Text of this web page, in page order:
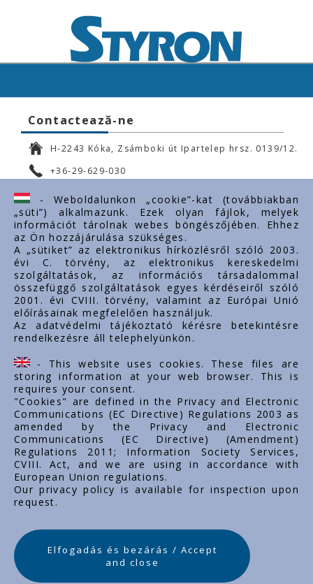
Contactează-ne
H-2243 Kóka, Zsámboki út Ipartelep hrsz. 0139/12.
+36-29-629-030
ertekesites@styron.hu
export@styron.hu
www.styron.hu
Linkuri importante
Despre noi
Documente
Contact
Carieră
- Weboldalunkon „cookie”-kat (továbbiakban
„süti”) alkalmazunk. Ezek olyan fájlok, melyek
információt tárolnak webes böngészőjében. Ehhez
az Ön hozzájárulása szükséges.
A „sütiket” az elektronikus hírközlésről szóló 2003.
évi C. törvény, az elektronikus kereskedelmi
szolgáltatások, az információs társadalommal
összefüggő szolgáltatások egyes kérdéseiről szóló
2001. évi CVIII. törvény, valamint az Európai Unió
előírásainak megfelelően használjuk.
Az adatvédelmi tájékoztató kérésre betekintésre
rendelkezésre áll telephelyünkön.
- This website uses cookies. These files are
storing information at your web browser. This is
requires your consent.
"Cookies" are defined in the Privacy and Electronic
Communications (EC Directive) Regulations 2003 as
amended by the Privacy and Electronic
Communications (EC Directive) (Amendment)
Regulations 2011; Information Society Services,
CVIII. Act, and we are using in accordance with
European Union regulations.
Our privacy policy is available for inspection upon
request.
Elfogadás és bezárás / Accept
and close